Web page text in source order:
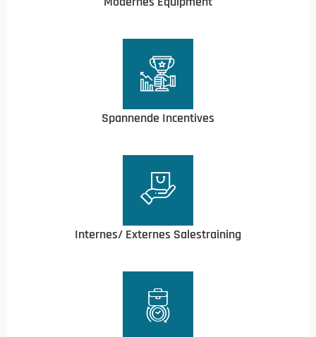
Spannende Incentives
Internes/ Externes Salestraining